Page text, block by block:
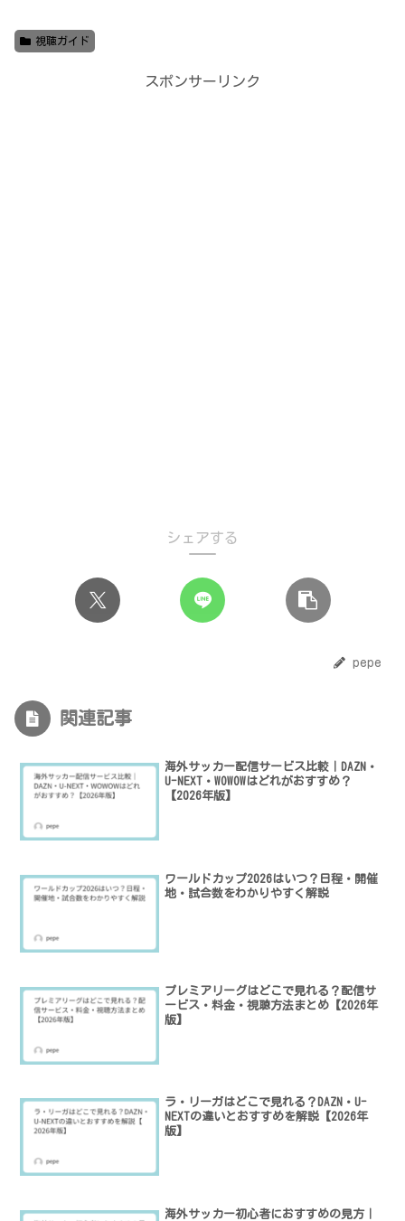
視聴ガイド
スポンサーリンク
シェアする
pepe
関連記事
海外サッカー配信サービス比較｜DAZN・
U-NEXT・WOWOWはどれがおすすめ？
【2026年版】
ワールドカップ2026はいつ？日程・開催
地・試合数をわかりやすく解説
プレミアリーグはどこで見れる？配信サ
ービス・料金・視聴方法まとめ【2026年
版】
ラ・リーガはどこで見れる？DAZN・U-
NEXTの違いとおすすめを解説【2026年
版】
海外サッカー初心者におすすめの見方｜